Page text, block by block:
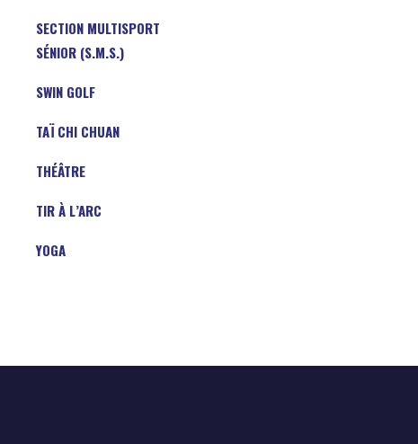
SECTION MULTISPORT
SÉNIOR (S.M.S.)
SWIN GOLF
TAÏ CHI CHUAN
THÉÂTRE
TIR À L’ARC
YOGA